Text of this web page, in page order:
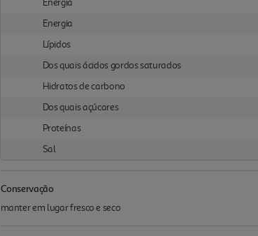
Energia
Lípidos
Dos quais ácidos gordos saturados
Hidratos de carbono
Dos quais açúcares
Proteínas
Sal
Conservação
manter em lugar fresco e seco